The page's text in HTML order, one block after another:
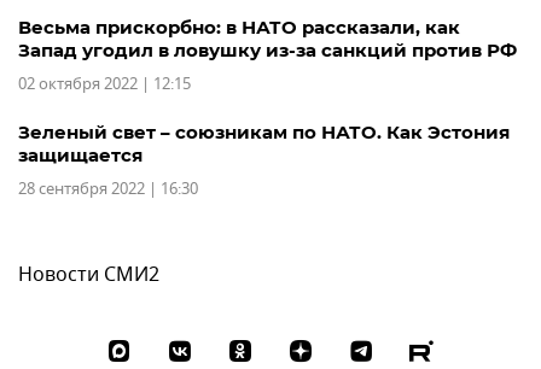
Весьма прискорбно: в НАТО рассказали, как
Запад угодил в ловушку из-за санкций против РФ
02 октября 2022 | 12:15
Зеленый свет – союзникам по НАТО. Как Эстония
защищается
28 сентября 2022 | 16:30
Новости СМИ2